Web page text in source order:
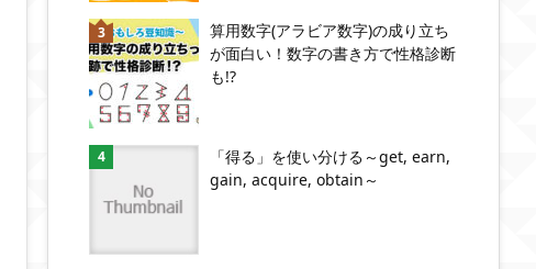
算用数字(アラビア数字)の成り立ち
が面白い！数字の書き方で性格診断
も!?
「得る」を使い分ける～get, earn,
gain, acquire, obtain～